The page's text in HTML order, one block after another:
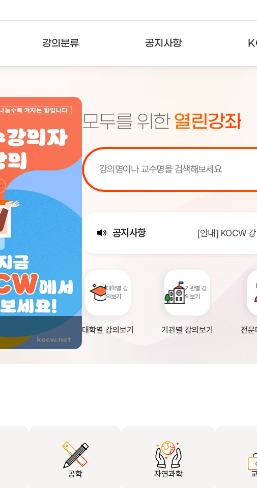
강의분류
기관강의
테마강의
공지사항
주요통계현황
모두를 위한 열린강좌
공지사항
[서비스점검]
[안내] KOCW
[안내] 2026년
대학별 강
의보기
대학별 강의보기
기관별 강
의보기
기관별 강의보기 전
공학 자연과학